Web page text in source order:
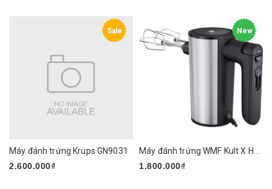
Sale
Máy đánh trứng Krups GN9031
2.600.000₫
New
1.800.000₫